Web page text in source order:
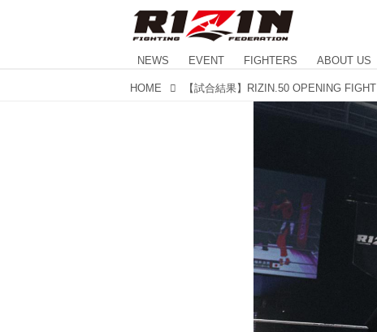
NEWS EVENT FIGHTERS ABOUT US
HOME